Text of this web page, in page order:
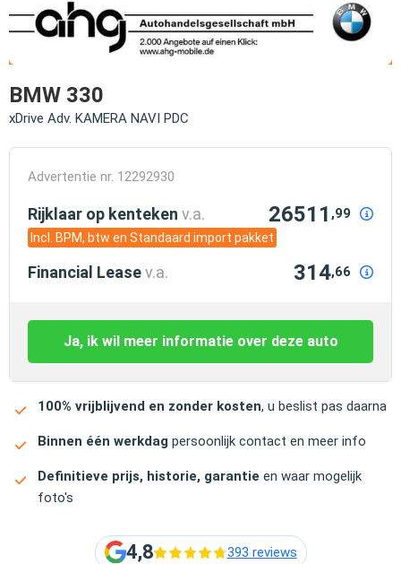
BMW 330
xDrive Adv. KAMERA NAVI PDC
Advertentie nr. 12292930
Rijklaar op kenteken v.a. 26511 ,99
Incl. BPM, btw en Standaard import pakket
Financial Leasev.a. 314,66
Ja, ik wil meer informatie over deze auto
100% vrijblijvend en zonder kosten, u beslist pas daarna
Binnen één werkdag persoonlijk contact en meer info
Definitieve prijs, historie, garantie en waar mogelijk
foto's
4,8 393 reviews